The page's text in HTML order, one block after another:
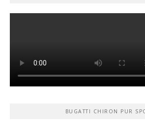
BUGATTI CHIRON PUR